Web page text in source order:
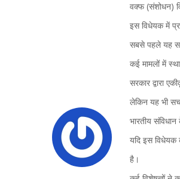
वक्फ (संशोधन)
इस विधेयक में
सबसे पहले यह
कई मामलों में
सरकार द्वारा
लेकिन यह भी
भारतीय
यदि इस विधेयक
है।